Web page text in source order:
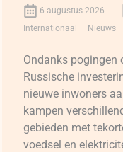
6 augustus 2026
Internationaal
Nieuws
Ondanks pogingen
Russische
nieuwe inwoners
kampen
gebieden met
voedsel en